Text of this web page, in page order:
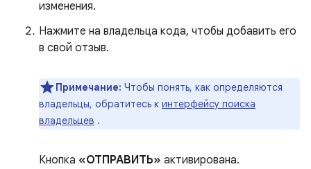
изменения.
Нажмите на владельца кода, чтобы добавить его
в свой отзыв.
Примечание: Чтобы понять, как определяются
владельцы, обратитесь к интерфейсу поиска
владельцев .
Кнопка «ОТПРАВИТЬ» активирована.